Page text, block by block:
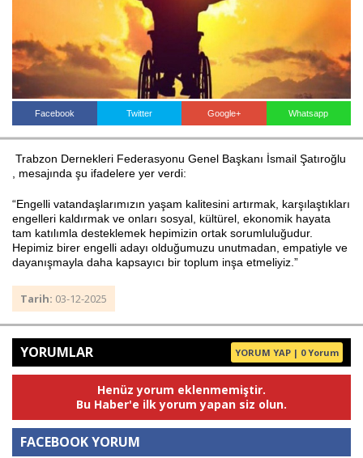
Facebook Twitter Google+ Whatsapp
Trabzon Dernekleri Federasyonu Genel Başkanı İsmail Şatıroğlu
, mesajında şu ifadelere yer verdi:
“Engelli vatandaşlarımızın yaşam kalitesini artırmak, karşılaştıkları
engelleri kaldırmak ve onları sosyal, kültürel, ekonomik hayata
tam katılımla desteklemek hepimizin ortak sorumluluğudur.
Hepimiz birer engelli adayı olduğumuzu unutmadan, empatiyle ve
dayanışmayla daha kapsayıcı bir toplum inşa etmeliyiz.”
Tarih: 03-12-2025
YORUMLAR YORUM YAP | 0 Yorum
Henüz yorum eklenmemiştir.
Bu Haber'e ilk yorum yapan siz olun.
FACEBOOK YORUM
KÜNYE
İLETİŞİM
Haberin Doğru Adresi.